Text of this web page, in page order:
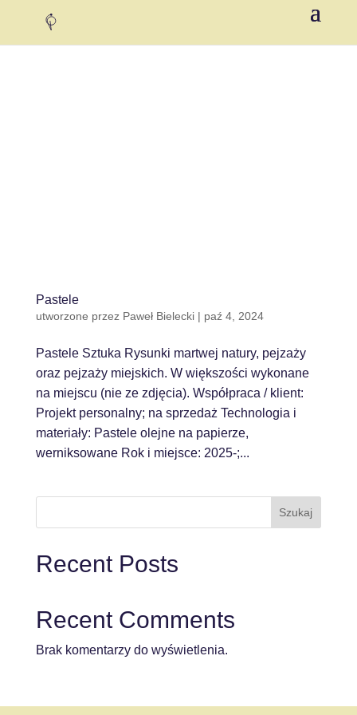
Pastele
utworzone przez Paweł Bielecki| paź 4, 2024
Pastele Sztuka Rysunki martwej natury, pejzaży
oraz pejzaży miejskich. W większości wykonane
na miejscu (nie ze zdjęcia). Współpraca / klient:
Projekt personalny; na sprzedaż Technologia i
materiały: Pastele olejne na papierze,
werniksowane Rok i miejsce: 2025-;...
Szukaj
Recent Posts
Recent Comments
Brak komentarzy do wyświetlenia.